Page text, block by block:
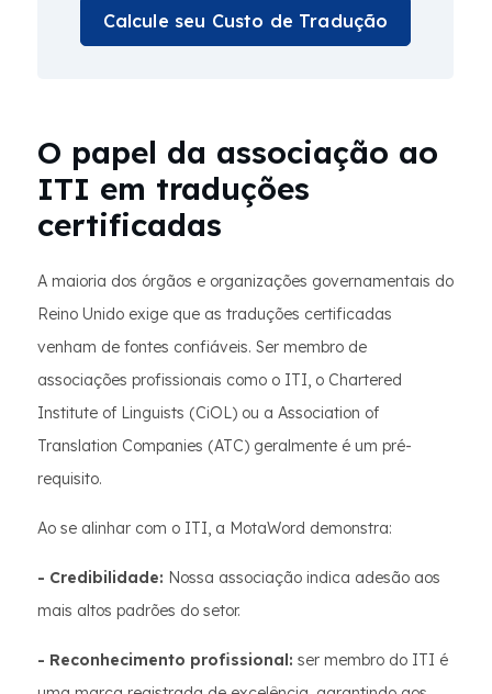
Calcule seu Custo de Tradução
O papel da associação ao
ITI em traduções
certificadas
A maioria dos órgãos e organizações governamentais do
Reino Unido exige que as traduções certificadas
venham de fontes confiáveis. Ser membro de
associações profissionais como o ITI, o Chartered
Institute of Linguists (CiOL) ou a Association of
Translation Companies (ATC) geralmente é um pré-
requisito.
Ao se alinhar com o ITI, a MotaWord demonstra:
- Credibilidade: Nossa associação indica adesão aos
mais altos padrões do setor.
- Reconhecimento profissional: ser membro do ITI é